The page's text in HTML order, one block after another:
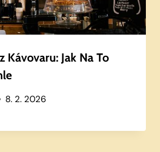
Kávovaru: Jak Na To
8. 2. 2026